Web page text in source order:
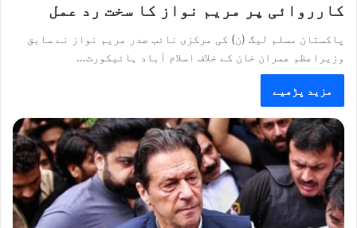
کارروائی پر مریم نواز کا سخت رد عمل
پاکستان مسلم لیگ (ن) کی مرکزی نائب صدر مریم نواز نے سابق
وزیراعظم عمران خان کے خلاف اسلام آباد ہائیکورٹ…
مزید پڑھیے